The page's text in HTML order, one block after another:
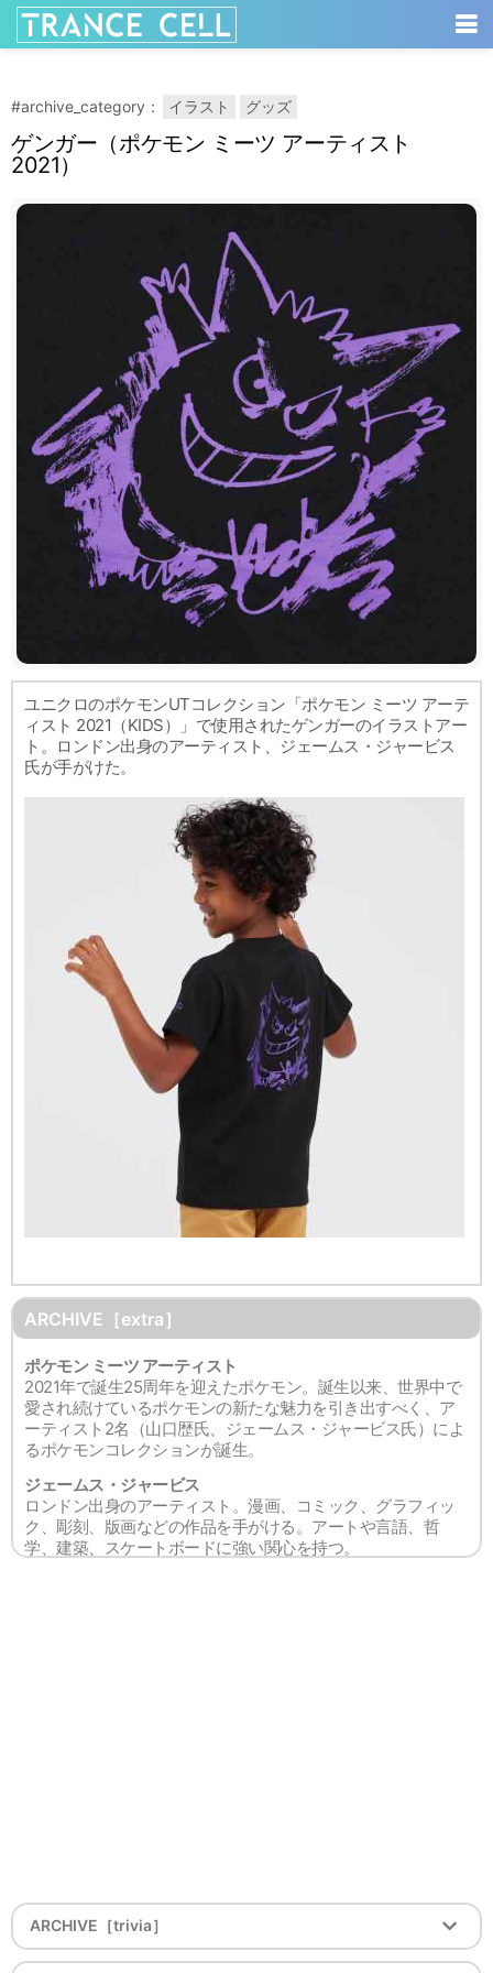
#archive_category： イラスト グッズ
ゲンガー（ポケモン ミーツ アーティスト
2021）
ユニクロのポケモンUTコレクション「ポケモン ミーツ アーテ
ィスト 2021（KIDS）」で使用されたゲンガーのイラストアー
ト。ロンドン出身のアーティスト、ジェームス・ジャービス
氏が手がけた。
ARCHIVE［extra］
ポケモン ミーツ アーティスト
2021年で誕生25周年を迎えたポケモン。誕生以来、世界中で
愛され続けているポケモンの新たな魅力を引き出すべく、ア
ーティスト2名（山口歴氏、ジェームス・ジャービス氏）によ
るポケモンコレクションが誕生。
ジェームス・ジャービス
ロンドン出身のアーティスト。漫画、コミック、グラフィッ
ク、彫刻、版画などの作品を手がける。アートや言語、哲
学、建築、スケートボードに強い関心を持つ。
ARCHIVE［trivia］